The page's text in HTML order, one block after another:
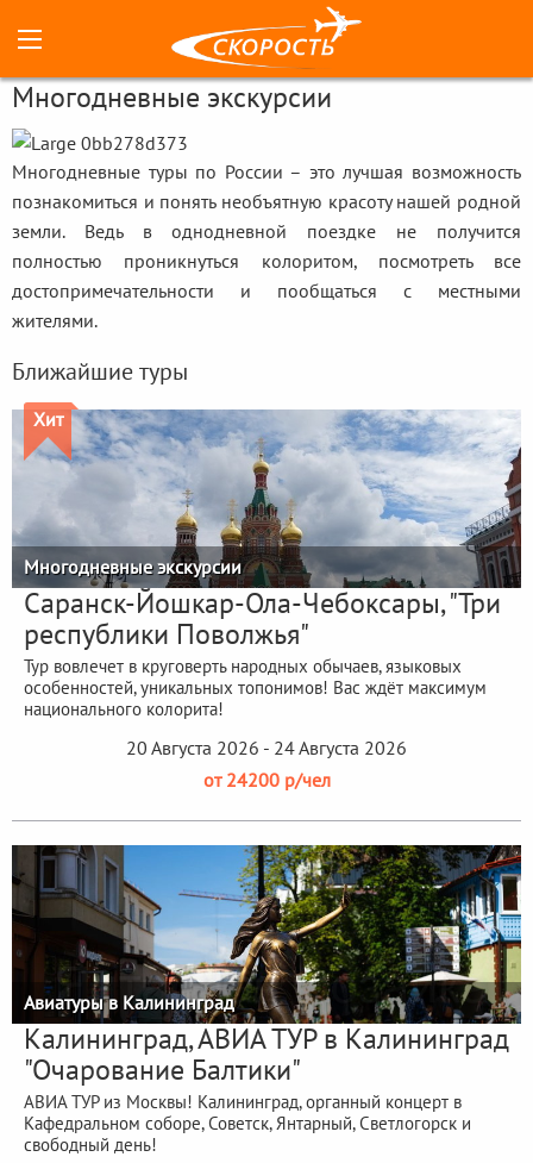
Многодневные экскурсии
Многодневные туры по России – это лучшая возможность
познакомиться и понять необъятную красоту нашей родной
земли. Ведь в однодневной поездке не получится
полностью проникнуться колоритом, посмотреть все
достопримечательности и пообщаться с местными
жителями.
Ближайшие туры
Хит
Многодневные экскурсии
Саранск-Йошкар-Ола-Чебоксары, "Три
республики Поволжья"
Тур вовлечет в круговерть народных обычаев, языковых
особенностей, уникальных топонимов! Вас ждёт максимум
национального колорита!
20 Августа 2026 - 24 Августа 2026
от 24200 р/чел
Авиатуры в Калининград
Калининград, АВИА ТУР в Калининград
"Очарование Балтики"
АВИА ТУР из Москвы! Калининград, органный концерт в
Кафедральном соборе, Советск, Янтарный, Светлогорск и
свободный день!